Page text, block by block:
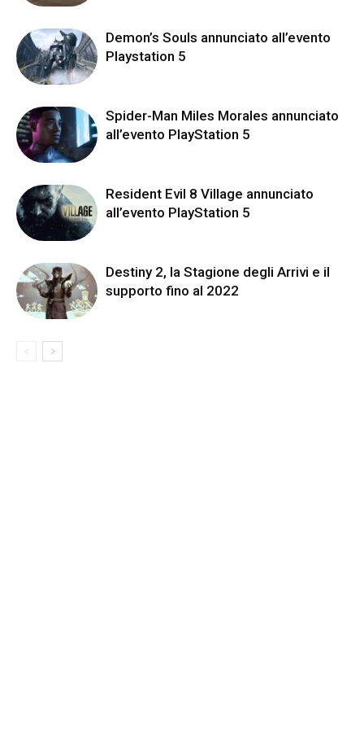
Demon’s Souls annunciato all’evento
Playstation 5
Spider-Man Miles Morales annunciato
all’evento PlayStation 5
Resident Evil 8 Village annunciato
all’evento PlayStation 5
Destiny 2, la Stagione degli Arrivi e il
supporto fino al 2022